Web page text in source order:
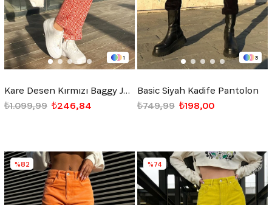
1
Kare Desen Kırmızı Baggy Jean
₺246,84
₺1.099,99
3
Basic Siyah Kadife Pantolon
₺198,00
₺749,99
%82 %74